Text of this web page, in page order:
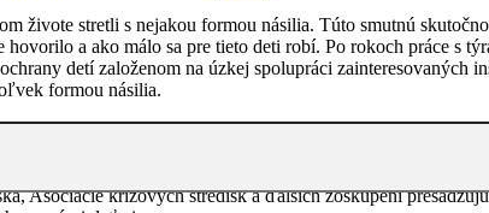
živote stretli s nejakou formou násilia. Túto smutnú
hovorilo a ako málo sa pre tieto deti robí. Po rokoch práce
detí založenom na úzkej spolupráci
formou násilia.
pozornosť zodpovedných činiteľov, odborníkov aj
systému ochrany detí pred násilím
Asociácie krízových stredísk a ďalších zoskupení